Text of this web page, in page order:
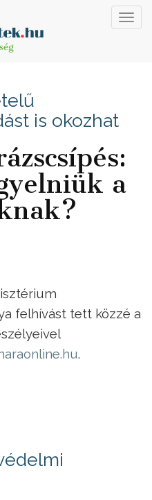
is okozhat
a
felhívást tett közzé a
.